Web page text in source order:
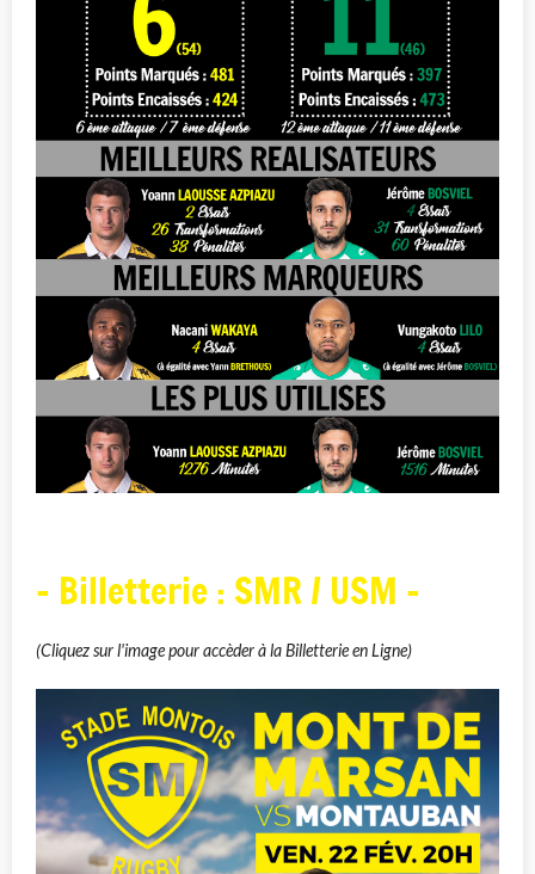
- Billetterie : SMR / USM -
(Cliquez sur l'image pour accèder à la Billetterie en Ligne)